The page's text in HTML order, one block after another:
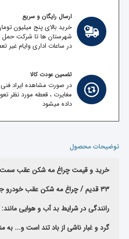
ارسال رایگان و سریع
خرید بالای پنج میلیون
در ساعات اداری وایام غیر
تضمین عودت کالا
در صورت مشاهده ایراد فنی
مغایرت ، قعطه مورد نظر
داده میشود
توضیحات محصول
خرید و قیمت چراغ مه شکن عقب
33 قدیم /
چراغ مه شکن عقب خودرو
رانندگی در شرایط بد آب و هوایی مانند:
گرد و غبار ناشی از باد تند است و... به